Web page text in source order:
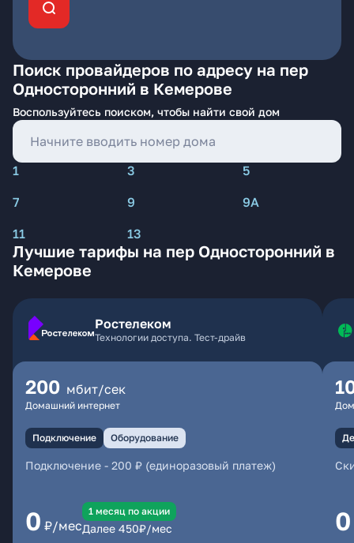
Поиск провайдеров по адресу на пер
Односторонний в Кемерове
Воспользуйтесь поиском, чтобы найти свой дом
1 3
5
7
9
9А
11
13
Лучшие тарифы на пер Односторонний в
Кемерове
Ростелеком
Технологии доступа. Тест-драйв
200 мбит/сек
Домашний интернет
Подключение Оборудование
Подключение - 200 ₽ (единоразовый платеж)
0 ₽/мес
1 месяц по акции
Далее 450₽/мес 0